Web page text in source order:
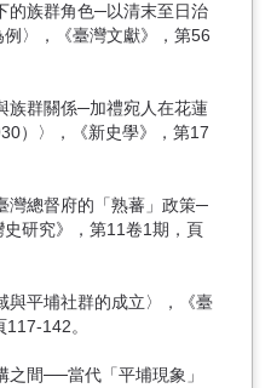
的族群角色─以清末至日治
〉，《臺灣文獻》，第56
族群關係─加禮宛人在花蓮
）〉，《新史學》，第17
灣總督府的「熟蕃」政策─
研究》，第11卷1期，頁
與平埔社群的成立〉，《臺
142。
間──當代「平埔現象」